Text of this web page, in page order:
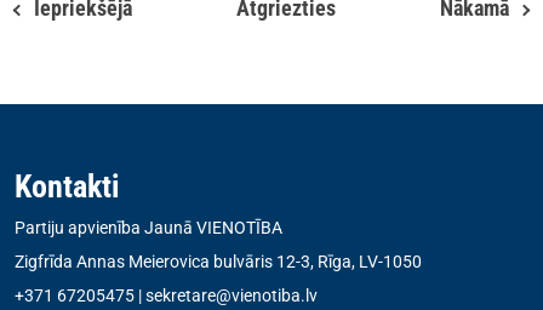
Iepriekšējā Atgriezties Nākamā
Kontakti
Partiju apvienība Jaunā VIENOTĪBA
Zigfrīda Annas Meierovica bulvāris 12-3, Rīga, LV-1050
+371 67205475 |sekretare@vienotiba.lv